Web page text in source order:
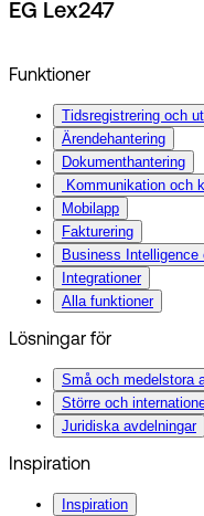
EG Lex247
Funktioner
Tidsregistrering och
Ärendehantering
Dokumenthantering
Kommunikation och
Mobilapp
Fakturering
Business Intelligence
Integrationer
Alla funktioner
Lösningar för
Små och medelstora
Större och
Juridiska avdelningar
Inspiration
Inspiration